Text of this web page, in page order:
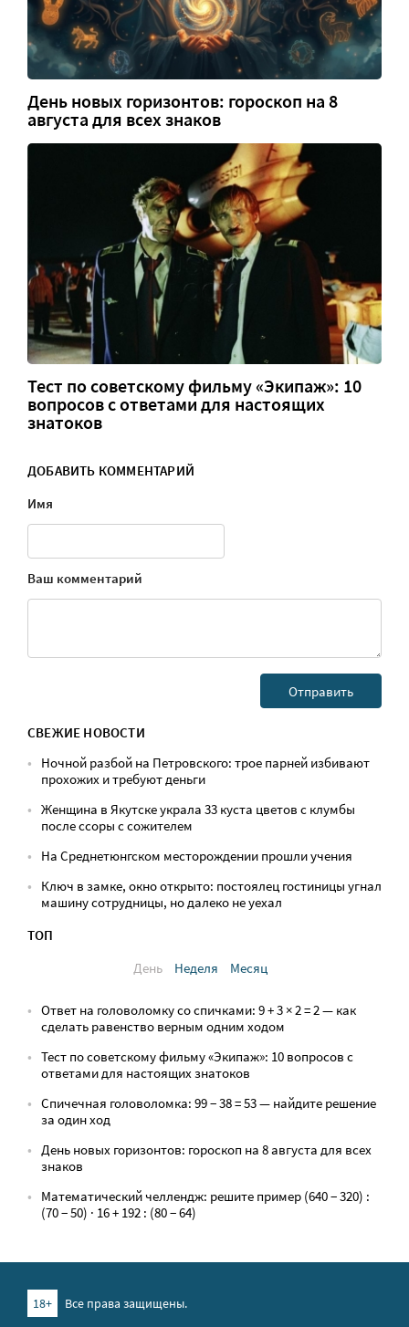
День новых горизонтов: гороскоп на 8
августа для всех знаков
Тест по советскому фильму «Экипаж»: 10
вопросов с ответами для настоящих
знатоков
ДОБАВИТЬ КОММЕНТАРИЙ
Имя
Ваш комментарий
СВЕЖИЕ НОВОСТИ
Ночной разбой на Петровского: трое парней избивают
прохожих и требуют деньги
Женщина в Якутске украла 33 куста цветов с клумбы
после ссоры с сожителем
На Среднетюнгском месторождении прошли учения
Ключ в замке, окно открыто: постоялец гостиницы угнал
машину сотрудницы, но далеко не уехал
ТОП
День
Неделя Месяц
Ответ на головоломку со спичками: 9 + 3 × 2 = 2 — как
сделать равенство верным одним ходом
Тест по советскому фильму «Экипаж»: 10 вопросов с
ответами для настоящих знатоков
Спичечная головоломка: 99 − 38 = 53 — найдите решение
за один ход
День новых горизонтов: гороскоп на 8 августа для всех
знаков
Математический челлендж: решите пример (640 − 320) :
(70 − 50) · 16 + 192 : (80 − 64)
18+
Все права защищены.